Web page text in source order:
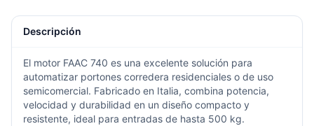
Descripción
El motor FAAC 740 es una excelente solución para
automatizar portones corredera residenciales o de uso
semicomercial. Fabricado en Italia, combina potencia,
velocidad y durabilidad en un diseño compacto y
resistente, ideal para entradas de hasta 500 kg.